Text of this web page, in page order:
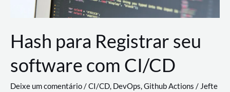
Hash para Registrar seu
software com CI/CD
Deixe um comentário/CI/CD, DevOps,Github Actions /Jefte